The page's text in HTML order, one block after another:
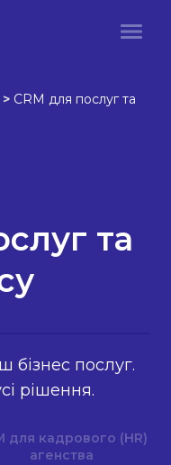
> CRM для послуг та
та
бізнес послуг.
рішення.
для кадрового (HR)
агенства